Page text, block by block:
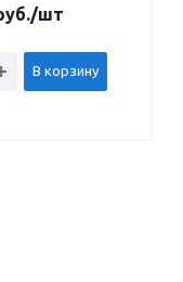
/шт
В корзину